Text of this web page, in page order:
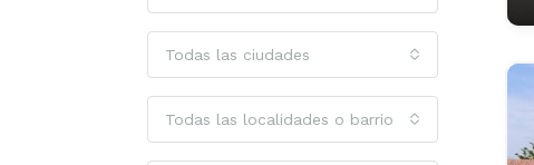
Todas las ciudades
Todas las localidades o barrios